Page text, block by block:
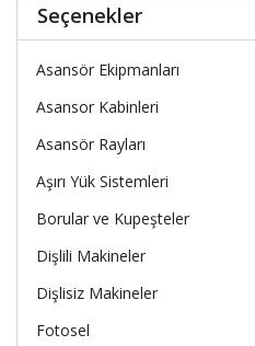
Seçenekler
Asansör Ekipmanları
Asansor Kabinleri
Asansör Rayları
Aşırı Yük Sistemleri
Borular ve Kupeşteler
Dişlili Makineler
Dişlisiz Makineler
Fotosel